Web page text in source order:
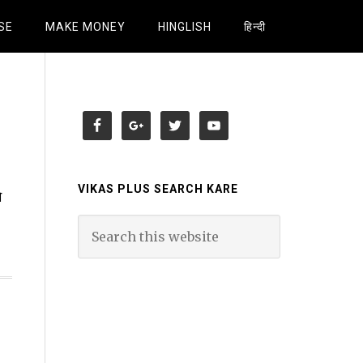
MAKE MONEY HINGLISH हिन्दी
VIKAS PLUS SEARCH KARE